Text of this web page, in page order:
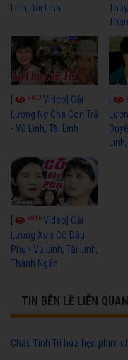
Linh, Tài Linh
4433 Video] Cải
Lương Nợ Cha Con Trả
- Vũ Linh, Tài Linh
[ 4016Video] Cải
Lương Xưa Cô Dâu
Phụ - Vũ Linh, Tài Linh,
Thanh Ngân
TIN BÊN LỀ LIÊN QUAN
Châu Tinh Trì hứa hẹn phim